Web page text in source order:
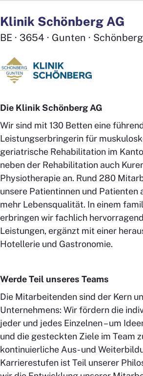
Klinik Schönberg AG
BE · 3654 · Gunten ·
Die Klinik Schönberg AG
Wir sind mit 130 Betten eine
Leistungserbringerin für
geriatrische Rehabilitation im
neben der Rehabilitation auch
Physiotherapie an. Rund 280
unsere Patientinnen und Patienten
mehr Lebensqualität. In einem
erbringen wir fachlich
Leistungen, ergänzt mit einer
Hotellerie und Gastronomie.
Werde Teil unseres Teams
Die Mitarbeitenden sind der Kern
Unternehmens: Wir fördern die
jeder und jedes Einzelnen – um
und die gesteckten Ziele im Team
kontinuierliche Aus- und
Karrierestufen ist Teil unserer